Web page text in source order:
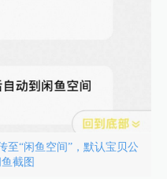
至“闲鱼空间”，默认宝贝公
截图